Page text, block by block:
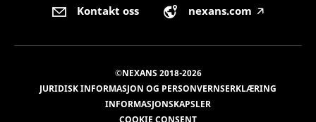
Kontakt oss nexans.com 🡥
©NEXANS 2018-2026
JURIDISK INFORMASJON OG PERSONVERNSERKLÆRING
INFORMASJONSKAPSLER